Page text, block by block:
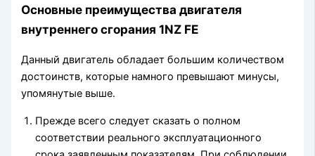
Основные преимущества двигателя
внутреннего сгорания 1NZ FE
Данный двигатель обладает большим количеством
достоинств, которые намного превышают минусы,
упомянутые выше.
Прежде всего следует сказать о полном
соответствии реального эксплуатационного